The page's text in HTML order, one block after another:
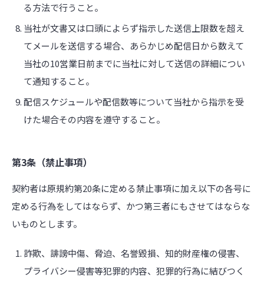
る方法で行うこと。
当社が文書又は口頭によらず指示した送信上限数を超え
てメールを送信する場合、あらかじめ配信日から数えて
当社の10営業日前までに当社に対して送信の詳細につい
て通知すること。
配信スケジュールや配信数等について当社から指示を受
けた場合その内容を遵守すること。
第3条（禁止事項）
契約者は原規約第20条に定める禁止事項に加え以下の各号に
定める行為をしてはならず、かつ第三者にもさせてはならな
いものとします。
詐欺、誹謗中傷、脅迫、名誉毀損、知的財産権の侵害、
プライバシー侵害等犯罪的内容、犯罪的行為に結びつく